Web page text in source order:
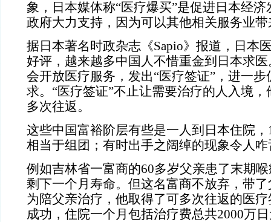
象，日本媒体称“医疗爆买”是促进日本经
政府大力支持，因为可以其他相关服务业
据日本著名时政杂志《Sapio》报道，日本
好评，越来越多中国人不惜重金到日本求
会开放医疗服务，发出“医疗签证”，进一
求。“医疗签证”不止让需要治疗的人入境
多次往返。
这些中国富裕阶层有些是一人到日本住院，
相当于组团；有时出手之阔绰的现象令人咋
例如吉林省一富商的60多岁父亲患了末期
剩下一个月寿命。但这名富商不放弃，带
为陪父亲治疗，他取得了可多次往返的医
成功，住院一个月包括治疗费总共2000万